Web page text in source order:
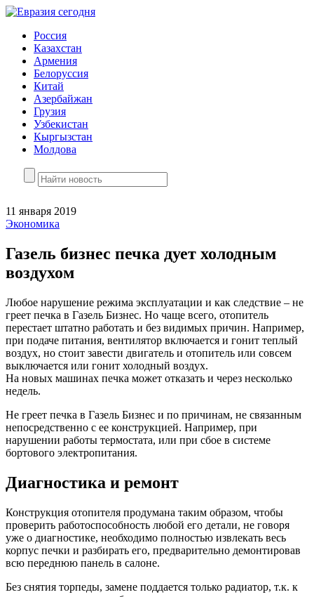
Россия
Казахстан
Армения
Белоруссия
Китай
Азербайжан
Грузия
Узбекистан
Кыргызстан
Молдова
11 января 2019
Экономика
Газель бизнес печка дует холодным
воздухом
Любое нарушение режима эксплуатации и как следствие – не
греет печка в Газель Бизнес. Но чаще всего, отопитель
перестает штатно работать и без видимых причин. Например,
при подаче питания, вентилятор включается и гонит теплый
воздух, но стоит завести двигатель и отопитель или совсем
выключается или гонит холодный воздух.
На новых машинах печка может отказать и через несколько
недель.
Не греет печка в Газель Бизнес и по причинам, не связанным
непосредственно с ее конструкцией. Например, при
нарушении работы термостата, или при сбое в системе
бортового электропитания.
Диагностика и ремонт
Конструкция отопителя продумана таким образом, чтобы
проверить работоспособность любой его детали, не говоря
уже о диагностике, необходимо полностью извлекать весь
корпус печки и разбирать его, предварительно демонтировав
всю переднюю панель в салоне.
Без снятия торпеды, замене поддается только радиатор, т.к. к